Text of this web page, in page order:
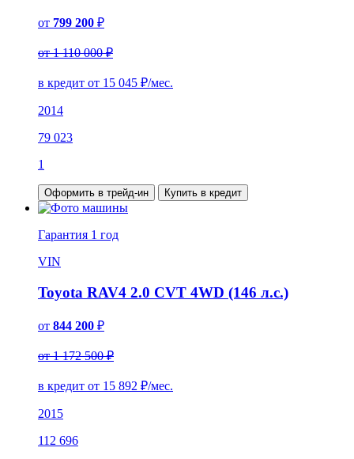
от 799 200 ₽
от 1 110 000 ₽
в кредит от 15 045 ₽/мес.
2014
79 023
1
Оформить в трейд-ин Купить в кредит
Гарантия 1 год
VIN
Toyota RAV4 2.0 CVT 4WD (146 л.с.)
от 844 200 ₽
от 1 172 500 ₽
в кредит от 15 892 ₽/мес.
2015
112 696